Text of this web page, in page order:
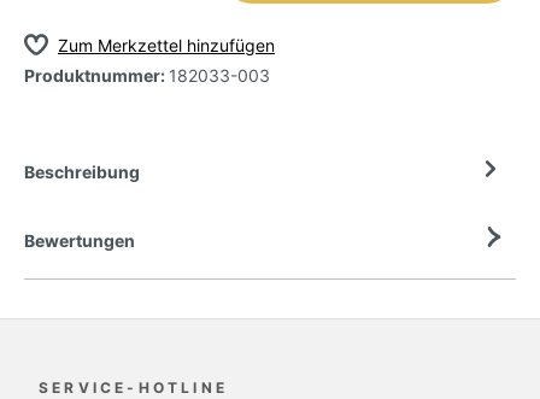
Zum Merkzettel hinzufügen
Produktnummer: 182033-003
Beschreibung
Bewertungen
SERVICE-HOTLINE